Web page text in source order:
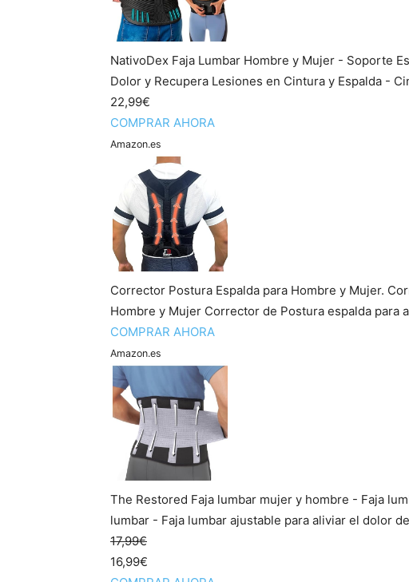
NativoDex Faja Lumbar Hombre y Mujer - Soporte
Dolor y Recupera Lesiones en Cintura y Espalda -
22,99€
COMPRAR AHORA
Amazon.es
Corrector Postura Espalda para Hombre y Mujer.
Hombre y Mujer Corrector de Postura espalda para
COMPRAR AHORA
Amazon.es
The Restored Faja lumbar mujer y hombre - Faja
lumbar - Faja lumbar ajustable para aliviar el dolor
17,99€
16,99€